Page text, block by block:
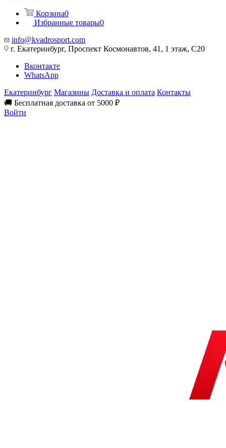
Корзина0
Избранные товары0
info@kvadrosport.com
г. Екатеринбург, Проспект Космонавтов, 41, 1 этаж, С20
Вконтакте
WhatsApp
Екатеринбург Магазины Доставка и оплата Контакты
🚚 Бесплатная доставка от 5000 ₽
Войти